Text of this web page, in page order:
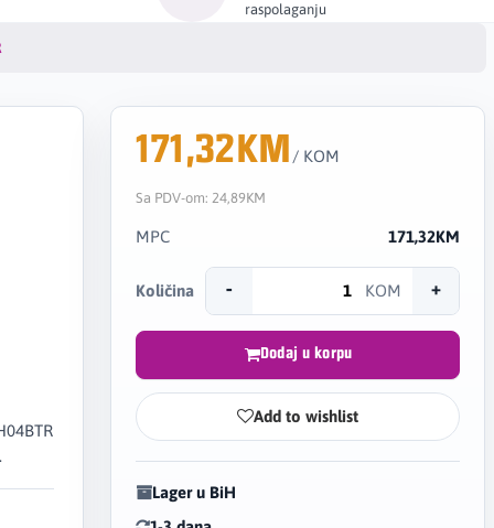
raspolaganju
171,32KM / KOM
Sa PDV-om: 24,89KM
MPC 171,32KM
Količina - KOM +
Dodaj u korpu
Add to wishlist
Lager u BiH